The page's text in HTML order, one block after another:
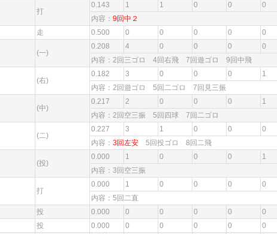
打
0.143 1 1 0 0 0
内容： 9回中２
走 0.500 0 0 0 0 0
(一)
0.208 4 0 0 0 0
内容：2回三ゴロ 4回右飛 7回遊ゴロ 9回中飛
(右)
0.182 3 0 0 0 1
内容：2回遊ゴロ 5回二ゴロ 7回見三振
(中)
0.217 2 0 0 0 1
内容：2回空三振 5回四球 7回二ゴロ
(二)
0.227 3 1 0 0 0
内容： 3回左安 5回投ゴロ 8回二飛
(投)
0.000 1 0 0 0 1
内容：3回空三振
打
0.000 1 0 0 0 0
内容：5回二直
投 0.000 0 0 0 0 0
投 0.000 0 0 0 0 0